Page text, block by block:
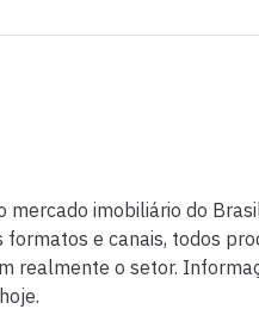
imobiliário do
e canais, todos
realmente o setor.